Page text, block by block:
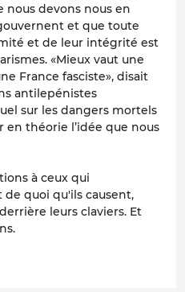
nous devons nous en
et que toute
et de leur intégrité est
«Mieux vaut une
France fasciste», disait
antilepénistes
sur les dangers mortels
théorie l’idée que nous
à ceux qui
de quoi qu'ils causent,
leurs claviers. Et